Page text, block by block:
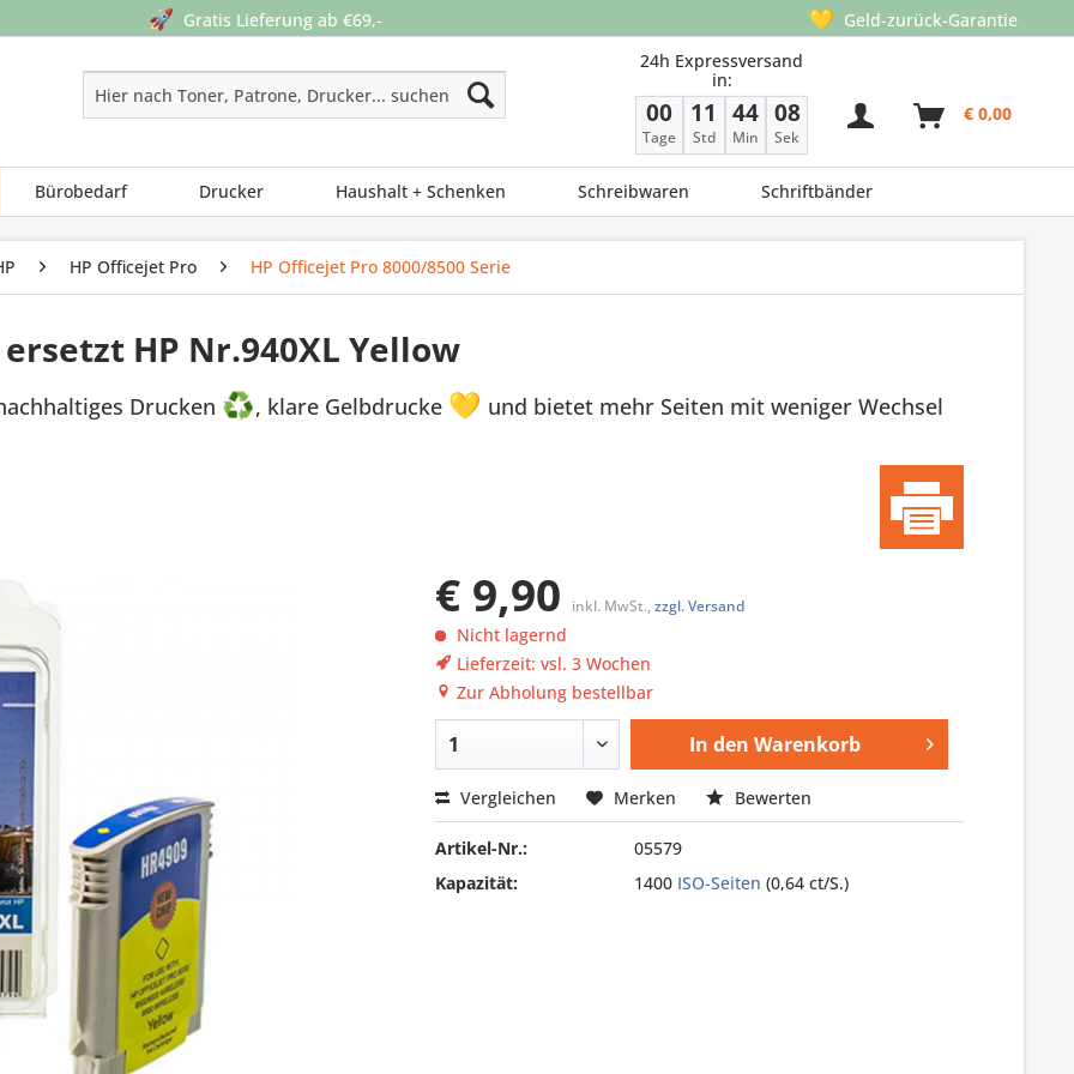
🚀 Gratis Lieferung ab €69,- 💛 Geld-zurück-Garantie
24h Expressversand
in:
00
Tage
11
Std
44
Min
07
Sek
€ 0,00
Bürobedarf Drucker Haushalt + Schenken Schreibwaren Schriftbänder
HP Officejet Pro HP Officejet Pro 8000/8500 Serie
HP Nr.940XL Yellow
Drucken ♻, klare Gelbdrucke 💛 und bietet mehr Seiten mit weniger Wechsel
€ 9,90 inkl. MwSt.,zzgl. Versand
Nicht lagernd
Lieferzeit: vsl. 3 Wochen
Zur Abholung bestellbar
In den Warenkorb
Vergleichen Merken Bewerten
Artikel-Nr.:
05579
Kapazität:
1400 ISO-Seiten (0,64 ct/S.)